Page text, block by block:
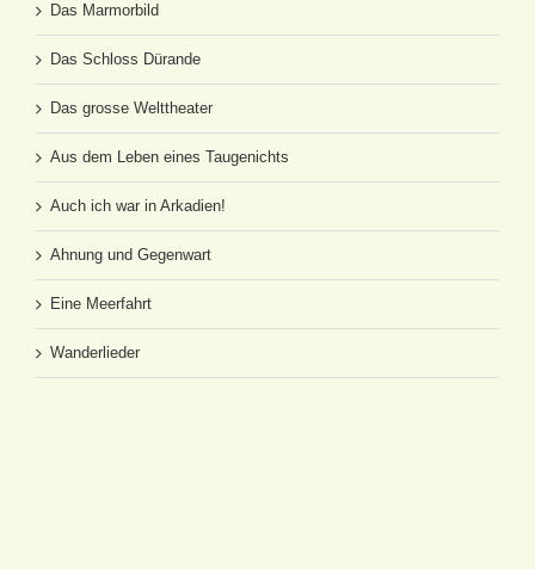
Das Marmorbild
Das Schloss Dürande
Das grosse Welttheater
Aus dem Leben eines Taugenichts
Auch ich war in Arkadien!
Ahnung und Gegenwart
Eine Meerfahrt
Wanderlieder